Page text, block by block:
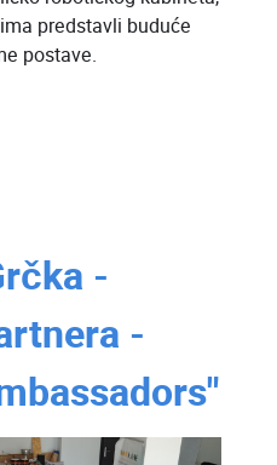
predstavli buduće
postave.
-
-